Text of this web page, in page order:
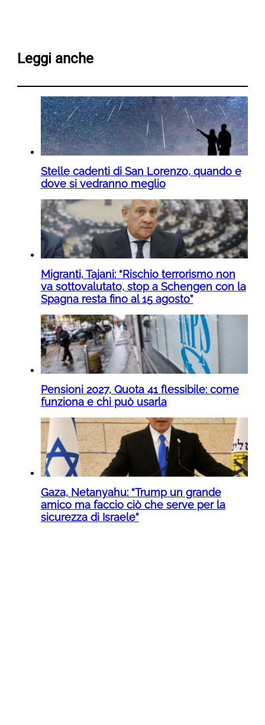
Leggi anche
Stelle cadenti di San Lorenzo, quando e
dove si vedranno meglio
Migranti, Tajani: “Rischio terrorismo non
va sottovalutato, stop a Schengen con la
Spagna resta fino al 15 agosto”
Pensioni 2027, Quota 41 flessibile: come
funziona e chi può usarla
Gaza, Netanyahu: “Trump un grande
amico ma faccio ciò che serve per la
sicurezza di Israele”